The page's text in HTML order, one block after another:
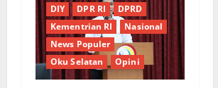
DIY
DPR RI
DPRD
Kementrian RI
Nasional
News Populer
Oku Selatan
Opini